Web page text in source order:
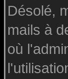
Désolé,
mails à
où